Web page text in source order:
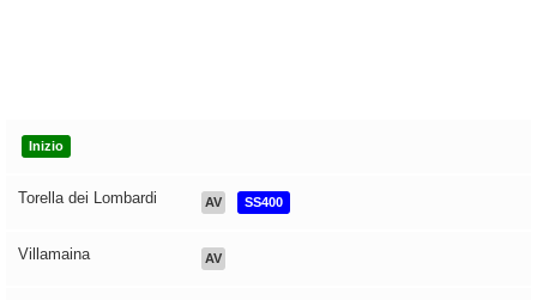
Inizio
Torella dei Lombardi AV SS400
Villamaina AV